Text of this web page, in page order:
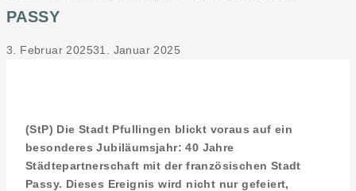
PASSY
3. Februar 202531. Januar 2025
(StP) Die Stadt Pfullingen blickt voraus auf ein
besonderes Jubiläumsjahr: 40 Jahre
Städtepartnerschaft mit der französischen Stadt
Passy. Dieses Ereignis wird nicht nur gefeiert,